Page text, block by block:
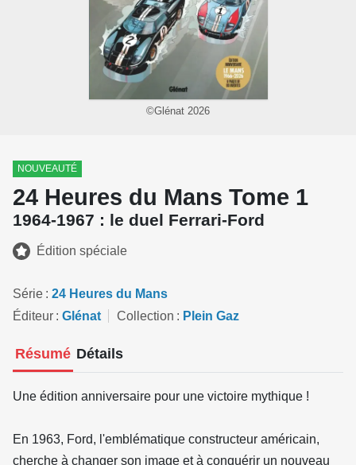
©Glénat 2026
NOUVEAUTÉ
24 Heures du Mans Tome 1
1964-1967 : le duel Ferrari-Ford
Édition spéciale
Série
24 Heures du Mans
Éditeur
Glénat Collection Plein Gaz
Résumé Détails
Une édition anniversaire pour une victoire mythique !
En 1963, Ford, l'emblématique constructeur américain,
cherche à changer son image et à conquérir un nouveau